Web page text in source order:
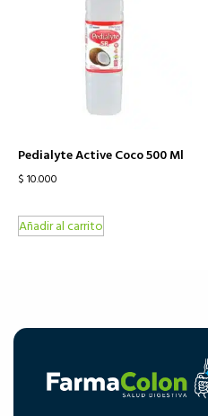
Pedialyte Active Coco 500 Ml
$ 10.000
Añadir al carrito